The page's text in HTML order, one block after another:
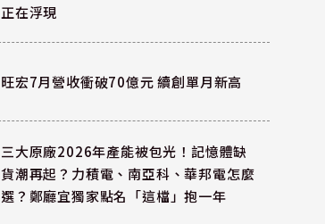
正在浮現
旺宏7月營收衝破70億元 續創單月新高
三大原廠2026年產能被包光！記憶體缺
貨潮再起？力積電、南亞科、華邦電怎麼
選？鄭廳宜獨家點名「這檔」抱一年